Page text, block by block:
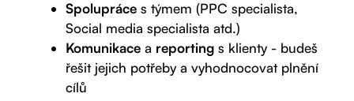
Spolupráce s týmem (PPC specialista,
Social media specialista atd.)
Komunikace a reporting s klienty - budeš
řešit jejich potřeby a vyhodnocovat plnění
cílů